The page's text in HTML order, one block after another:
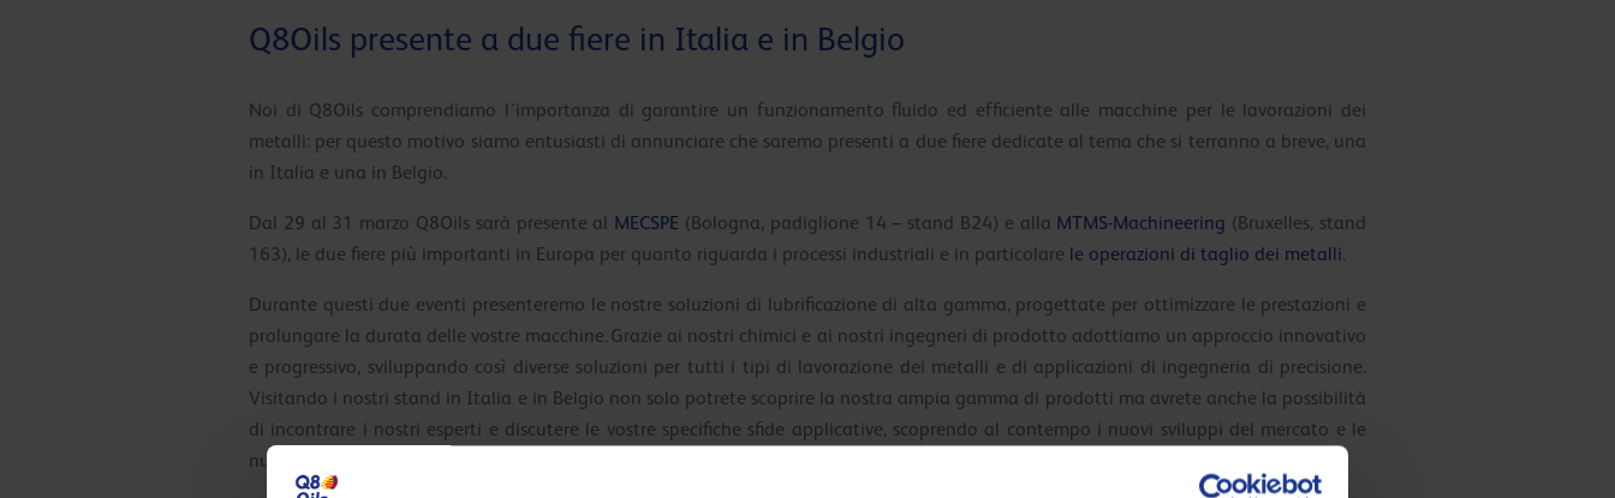
Q8Oils presente a due fiere in Italia e in Belgio
Noi di Q8Oils comprendiamo l’importanza di garantire un funzionamento fluido ed efficiente alle macchine per le lavorazioni dei
metalli: per questo motivo siamo entusiasti di annunciare che saremo presenti a due fiere dedicate al tema che si terranno a breve, una
in Italia e una in Belgio.
Dal 29 al 31 marzo Q8Oils sarà presente al MECSPE (Bologna, padiglione 14 – stand B24) e alla MTMS-Machineering (Bruxelles, stand
163), le due fiere più importanti in Europa per quanto riguarda i processi industriali e in particolare le operazioni di taglio dei metalli.
Durante questi due eventi presenteremo le nostre soluzioni di lubrificazione di alta gamma, progettate per ottimizzare le prestazioni e
prolungare la durata delle vostre macchine. Grazie ai nostri chimici e ai nostri ingegneri di prodotto adottiamo un approccio innovativo
e progressivo, sviluppando così diverse soluzioni per tutti i tipi di lavorazione dei metalli e di applicazioni di ingegneria di precisione.
Visitando i nostri stand in Italia e in Belgio non solo potrete scoprire la nostra ampia gamma di prodotti ma avrete anche la possibilità
di incontrare i nostri esperti e discutere le vostre specifiche sfide applicative, scoprendo al contempo i nuovi sviluppi del mercato e le
nuove normative del settore.